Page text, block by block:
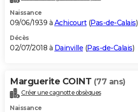
Naissance
09/06/1939 à Achicourt(Pas-de-Calais)
Décès
02/07/2018 à Dainville (Pas-de-Calais)
Marguerite COINT (77 ans)
Créer une cagnotte obsèques
Naissance